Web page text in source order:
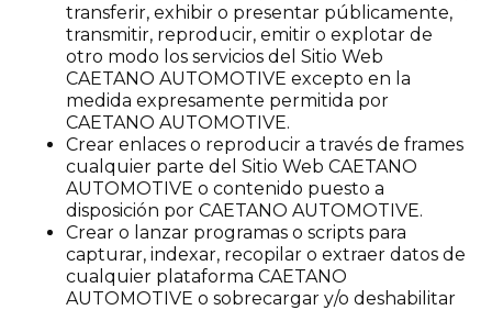
transferir, exhibir o presentar públicamente,
transmitir, reproducir, emitir o explotar de
otro modo los servicios del Sitio Web
CAETANO AUTOMOTIVE excepto en la
medida expresamente permitida por
CAETANO AUTOMOTIVE.
Crear enlaces o reproducir a través de frames
cualquier parte del Sitio Web CAETANO
AUTOMOTIVE o contenido puesto a
disposición por CAETANO AUTOMOTIVE.
Crear o lanzar programas o scripts para
capturar, indexar, recopilar o extraer datos de
cualquier plataforma CAETANO
AUTOMOTIVE o sobrecargar y/o deshabilitar